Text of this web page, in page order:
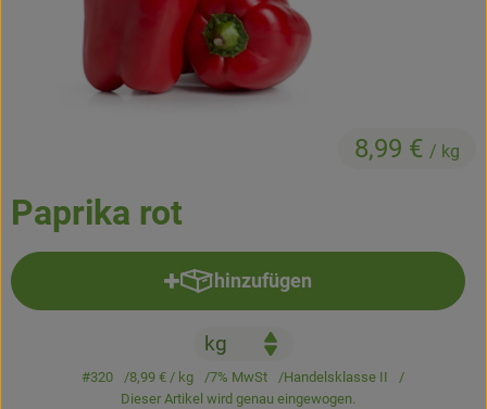
Backstube
TrinkBar
NonFood & Saaten
Großgebinde
So geht’s
Paprika rot
8,99 € / kg
hinzufügen
Produkt zum Warenkorb
#320 8,99 €/ kg 7% MwSt
Handelsklasse II
Dieser Artikel wird genau eingewogen.